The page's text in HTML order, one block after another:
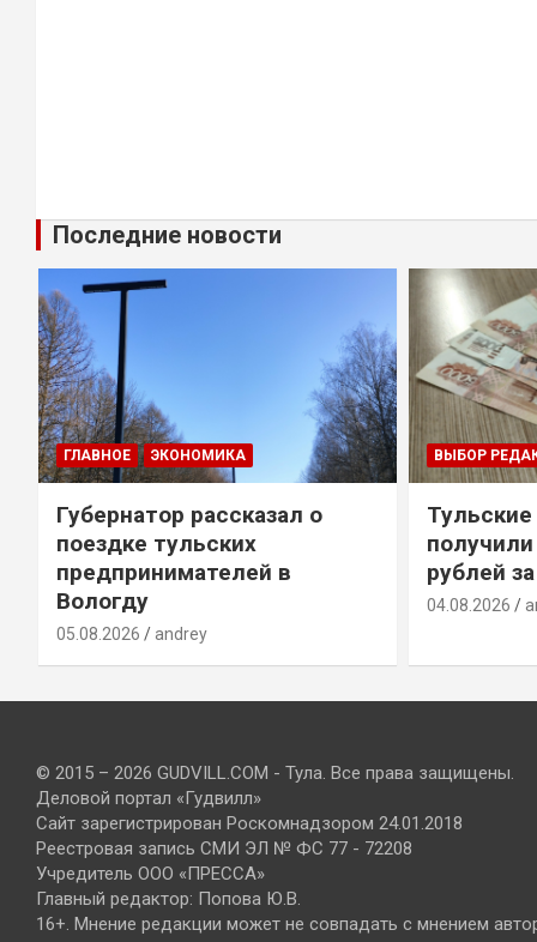
Последние новости
ГЛАВНОЕ ЭКОНОМИКА
Губернатор рассказал о
поездке тульских
предпринимателей в
Вологду
05.08.2026 andrey
ВЫБОР
рублей
04.08.2026
© 2015 – 2026 GUDVILL.COM - Тула. Все права защищены.
Деловой портал «Гудвилл»
Сайт зарегистрирован Роскомнадзором 24.01.2018
Реестровая запись СМИ ЭЛ № ФС 77 - 72208
Учредитель ООО «ПРЕССА»
Главный редактор: Попова Ю.В.
16+. Мнение редакции может не совпадать с мнением